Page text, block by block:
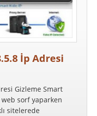
İp Adresi
Gizleme Smart
web sorf yaparken
sitelerede